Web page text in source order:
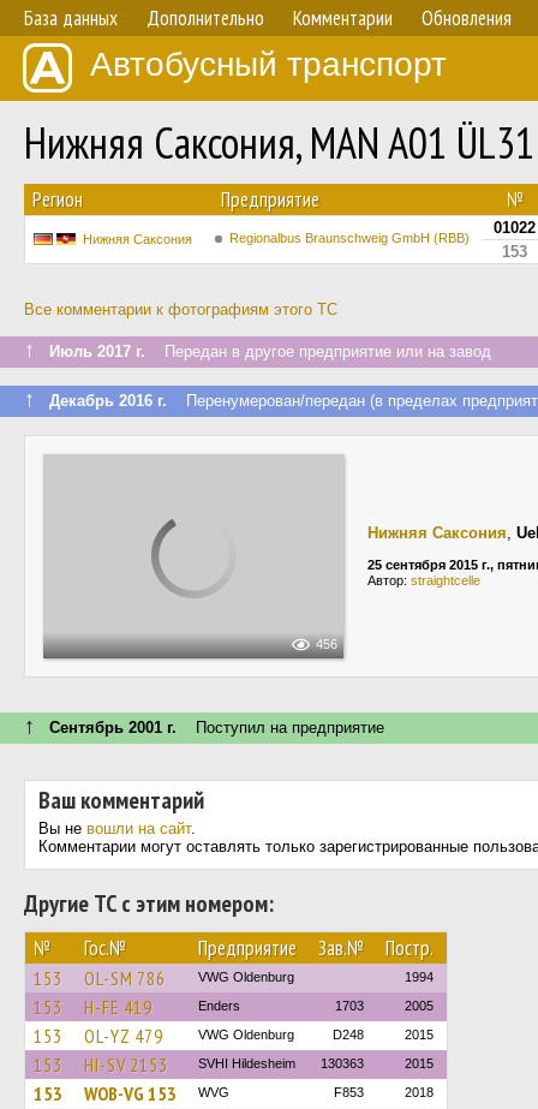
База данных Дополнительно Комментарии Обновления
Автобусный транспорт
Нижняя Саксония, MAN A01
Регион Предприятие №
Нижняя Саксония Regionalbus Braunschweig GmbH (RBB)
01022
153
Все комментарии к фотографиям этого ТС
↑ Июль 2017 г. Передан в другое предприятие или на завод
↑ Декабрь 2016 г. Перенумерован/передан (в пределах
456
Нижняя Саксония,
25 сентября 2015 г.,
Автор: straightcelle
↑ Сентябрь 2001 г. Поступил на предприятие
Ваш комментарий
Вы не вошли на сайт.
Комментарии могут оставлять только зарегистрированные
Другие ТС с этим номером:
№ Гос.№ Предприятие Зав.№ Постр.
153 OL-SM 786 VWG Oldenburg 1994
153 H-FE 419 Enders 1703 2005
153 OL-YZ 479 VWG Oldenburg D248 2015
153 HI-SV 2153 SVHI Hildesheim 130363 2015
153 WOB-VG 153 WVG F853 2018